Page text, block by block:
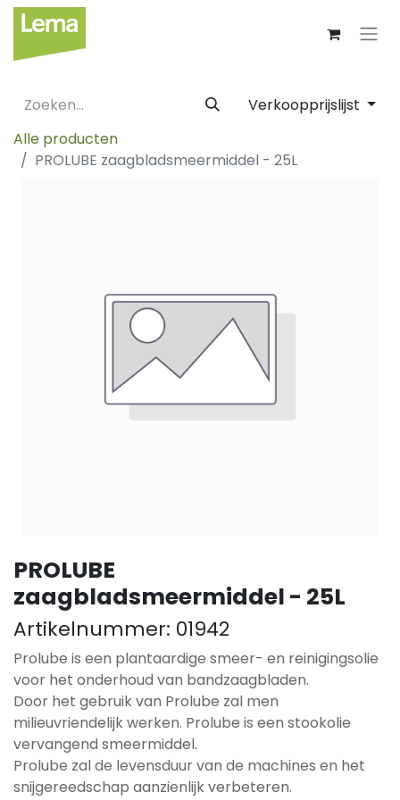
Verkoopprijslijst
Alle producten
PROLUBE zaagbladsmeermiddel - 25L
PROLUBE
zaagbladsmeermiddel - 25L
Artikelnummer: 01942
Prolube is een plantaardige smeer- en reinigingsolie
voor het onderhoud van bandzaagbladen.
Door het gebruik van Prolube zal men
milieuvriendelijk werken. Prolube is een stookolie
vervangend smeermiddel.
Prolube zal de levensduur van de machines en het
snijgereedschap aanzienlijk verbeteren.